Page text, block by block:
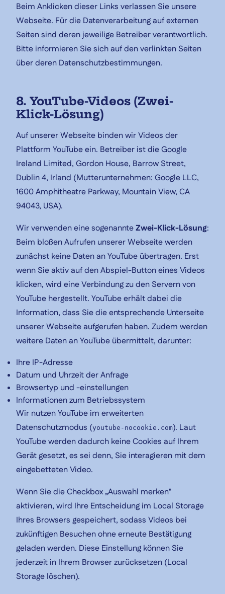
Beim Anklicken dieser Links verlassen Sie unsere
Webseite. Für die Datenverarbeitung auf externen
Seiten sind deren jeweilige Betreiber verantwortlich.
Bitte informieren Sie sich auf den verlinkten Seiten
über deren Datenschutzbestimmungen.
8. YouTube-Videos (Zwei-
Klick-Lösung)
Auf unserer Webseite binden wir Videos der
Plattform YouTube ein. Betreiber ist die Google
Ireland Limited, Gordon House, Barrow Street,
Dublin 4, Irland (Mutterunternehmen: Google LLC,
1600 Amphitheatre Parkway, Mountain View, CA
94043, USA).
Wir verwenden eine sogenannteZwei-Klick-Lösung:
Beim bloßen Aufrufen unserer Webseite werden
zunächst keine Daten an YouTube übertragen. Erst
wenn Sie aktiv auf den Abspiel-Button eines Videos
klicken, wird eine Verbindung zu den Servern von
YouTube hergestellt. YouTube erhält dabei die
Information, dass Sie die entsprechende Unterseite
unserer Webseite aufgerufen haben. Zudem werden
weitere Daten an YouTube übermittelt, darunter:
Ihre IP-Adresse
Datum und Uhrzeit der Anfrage
Browsertyp und -einstellungen
Informationen zum Betriebssystem
Wir nutzen YouTube im erweiterten
Datenschutzmodus (youtube-nocookie.com). Laut
YouTube werden dadurch keine Cookies auf Ihrem
Gerät gesetzt, es sei denn, Sie interagieren mit dem
eingebetteten Video.
Wenn Sie die Checkbox „Auswahl merken"
aktivieren, wird Ihre Entscheidung im Local Storage
Ihres Browsers gespeichert, sodass Videos bei
zukünftigen Besuchen ohne erneute Bestätigung
geladen werden. Diese Einstellung können Sie
jederzeit in Ihrem Browser zurücksetzen (Local
Storage löschen).